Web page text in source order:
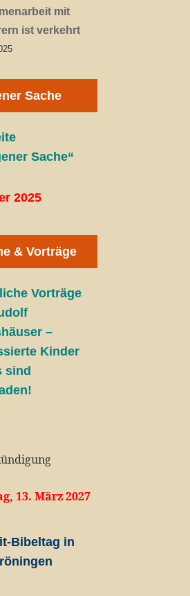
mit
ist verkehrt
Sache
Sache“
2025
& Vorträge
Vorträge
–
Kinder
sind
13. März 2027
Bibeltag in